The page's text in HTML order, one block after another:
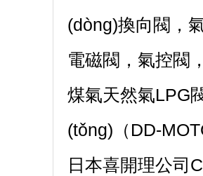
(dòng)換向閥
電磁閥，氣控閥
煤氣天然氣LPG閥
(tǒng)（DD-
日本喜開理公司